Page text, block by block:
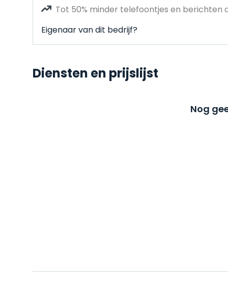
Tot 50% minder telefoontjes en
Eigenaar van dit bedrijf?
Diensten en prijslijst
Nog